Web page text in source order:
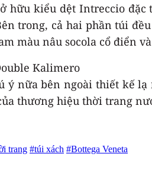
hữu kiểu dệt Intreccio
trong, cả hai phần túi
màu nâu socola cổ điển
ý nữa bên ngoài thiết kế lạ
thương hiệu thời trang
trang #túi xách #Bottega Veneta